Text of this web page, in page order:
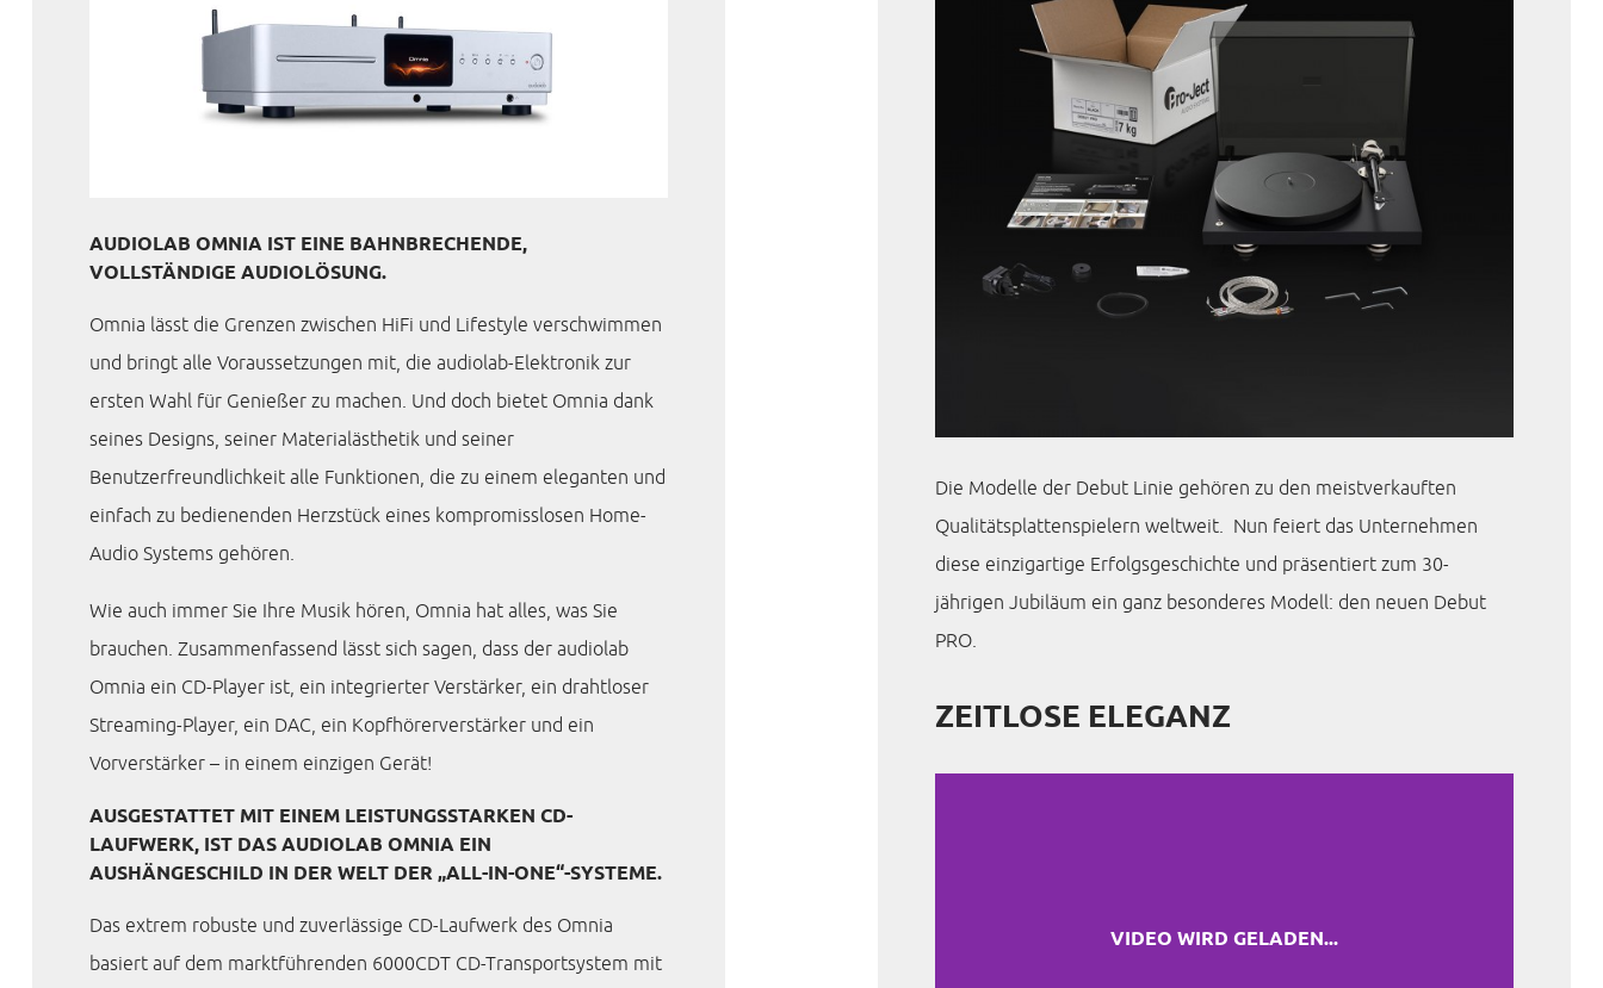
AUDIOLAB OMNIA IST EINE BAHNBRECHENDE,
VOLLSTÄNDIGE AUDIOLÖSUNG.
Omnia lässt die Grenzen zwischen HiFi und Lifestyle verschwimmen
und bringt alle Voraussetzungen mit, die audiolab-Elektronik zur
ersten Wahl für Genießer zu machen. Und doch bietet Omnia dank
seines Designs, seiner Materialästhetik und seiner
Benutzerfreundlichkeit alle Funktionen, die zu einem eleganten und
einfach zu bedienenden Herzstück eines kompromisslosen Home-
Audio Systems gehören.
Wie auch immer Sie Ihre Musik hören, Omnia hat alles, was Sie
brauchen. Zusammenfassend lässt sich sagen, dass der audiolab
Omnia ein CD-Player ist, ein integrierter Verstärker, ein drahtloser
Streaming-Player, ein DAC, ein Kopfhörerverstärker und ein
Vorverstärker – in einem einzigen Gerät!
AUSGESTATTET MIT EINEM LEISTUNGSSTARKEN CD-
LAUFWERK, IST DAS AUDIOLAB OMNIA EIN
AUSHÄNGESCHILD IN DER WELT DER „ALL-IN-ONE“-SYSTEME.
Das extrem robuste und zuverlässige CD-Laufwerk des Omnia
basiert auf dem marktführenden 6000CDT CD-Transportsystem mit
Die Modelle der Debut Linie gehören zu den meistverkauften
Qualitätsplattenspielern weltweit. Nun feiert das Unternehmen
diese einzigartige Erfolgsgeschichte und präsentiert zum 30-
jährigen Jubiläum ein ganz besonderes Modell: den neuen Debut
PRO.
ZEITLOSE ELEGANZ